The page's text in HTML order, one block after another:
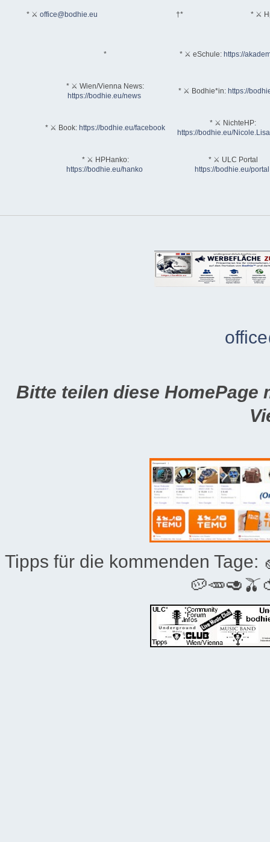
* ⚔ office@bodhie.eu †* * ⚔
* * ⚔ eSchule: https://
* ⚔ Wien/Vienna News:
https://bodhie.eu/news
* ⚔ Bodhie*in: https://
* ⚔ Book: https://bodhie.eu/facebook
* ⚔ NichteHP:
https://bodhie.eu/
* ⚔ HPHanko:
https://bodhie.eu/hanko
* ⚔ ULC Portal
https://bodhie.eu/portal
Bitte teilen diese HomePage
Tipps für die kommenden